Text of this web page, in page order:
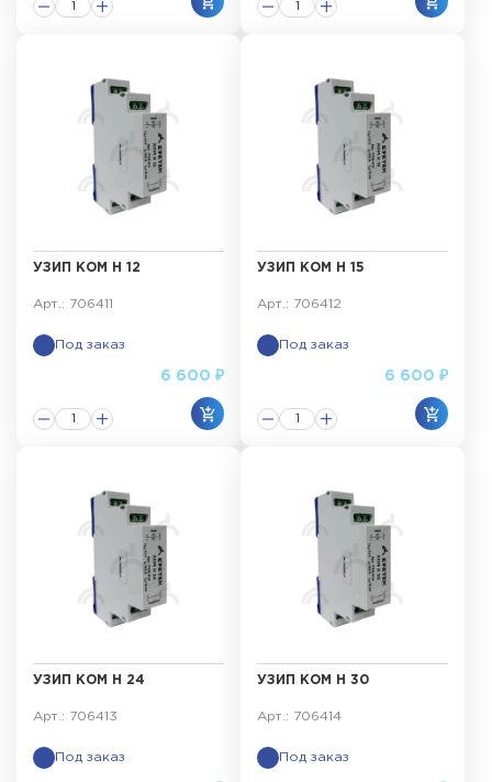
УЗИП КОМ Н 12
Арт.: 706411
Под заказ
6 600 ₽
УЗИП КОМ Н 15
Арт.: 706412
Под заказ
6 600 ₽
УЗИП КОМ Н 24
Арт.: 706413
Под заказ
УЗИП КОМ Н 30
Арт.: 706414
Под заказ